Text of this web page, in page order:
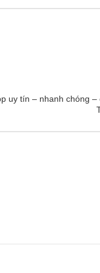
uy tín – nhanh chóng –